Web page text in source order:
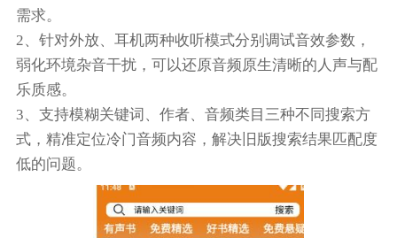
需求。
2、针对外放、耳机两种收听模式分别调试音效参数，
弱化环境杂音干扰，可以还原音频原生清晰的人声与配
乐质感。
3、支持模糊关键词、作者、音频类目三种不同搜索方
式，精准定位冷门音频内容，解决旧版搜索结果匹配度
低的问题。